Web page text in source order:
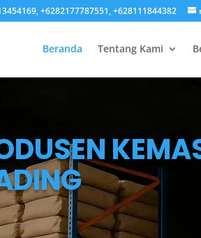
+6282177787551, +628111844382
Beranda Tentang Kami